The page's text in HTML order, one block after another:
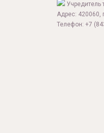
Учредитель
Адрес: 420060,
Телефон: +7